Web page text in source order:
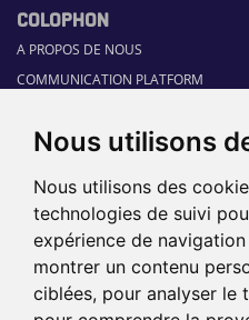
Nous utilisons
Nous utilisons des
technologies de suivi
expérience de
montrer un contenu
ciblées, pour analyser le
COLOPHON
A PROPOS DE NOUS
COMMUNICATION PLATFORM
RUBRIQUES
GUIDE SECTORIEL
JOBS
ÉVÉNEMENTS